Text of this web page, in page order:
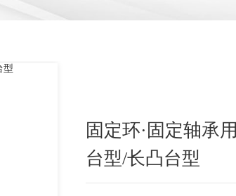
固定环·固定轴承
台型/长凸台型